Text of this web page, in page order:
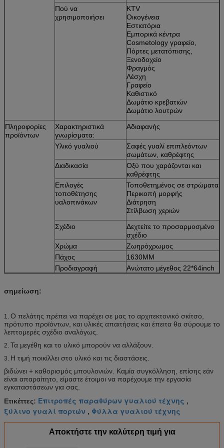
Πού να
χρησιμοποιήσει
KTV
Οικογένεια
Εστιατόρια
Εμπορικά κέντρα
Cosmetology γραφείο,
Πόρτες μετατόπισης,
Ξενοδοχείο
Φραγμός
Λέσχη
Γραφείο
Καθιστικό
Δωμάτιο κρεβατιών
Δωμάτιο λουτρών
Πληροφορίες
προϊόντων
Χαρακτηριστικά
γνωρίσματα:
Αδιαφανής
Υλικό γυαλιού
Σαφές γυαλί επιπλεόντων
σωμάτων, καθρέφτης
Διαδικασία
Οξύ που χαράζονται και
καθρέφτης
Επιλογές
τοποθέτησης
υαλοπινάκων
Τοποθετημένος σε στρώματα
Περικοπή μορφής
Διάτρηση
Στίλβωση χεριών
Σχέδιο
Δεχτείτε το προσαρμοσμένο
σχέδιο
Χρώμα
Ζωηρόχρωμος
Πάχος
1630MM
Προδιαγραφή
Ανώτατο μέγεθος 22*64inch
σημείωση:
1. Ο πελάτης πρέπει να παρέχει σε μας το αρχιτεκτονικό σκίτσο,
πρότυπο προϊόντων, και υλικές απαιτήσεις και έπειτα θα σύρουμε το
λεπτομερές σχέδιο αναλόγως.
2. Τα μεγέθη και το υλικό μπορούν να αλλάξουν.
3. Η τιμή ποικίλλει στο υλικό και τις διαστάσεις.
βιδώνει + καθορισμός μπουλονιών. Καμία συγκόλληση, επίσης εάν
είναι απαραίτητο, είμαστε έτοιμοι να παρέχουμε την εργασία
εγκαταστάσεων για σας.
Ετικέττες: Επιτροπές παραθύρων γυαλιού τέχνης ,
ξύλινο γυαλί πορτών , Φύλλα γυαλιού τέχνης
Αποκτήστε την καλύτερη τιμή για